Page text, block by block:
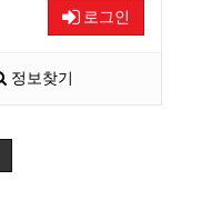
로그인
정보찾기